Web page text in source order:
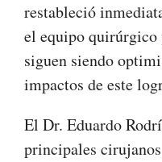
restableció
el equipo quirúrgico
siguen siendo
impactos de este
El Dr. Eduardo
principales